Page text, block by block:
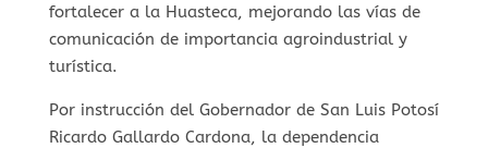
fortalecer a la Huasteca, mejorando las vías de
comunicación de importancia agroindustrial y
turística.
Por instrucción del Gobernador de San Luis Potosí
Ricardo Gallardo Cardona, la dependencia